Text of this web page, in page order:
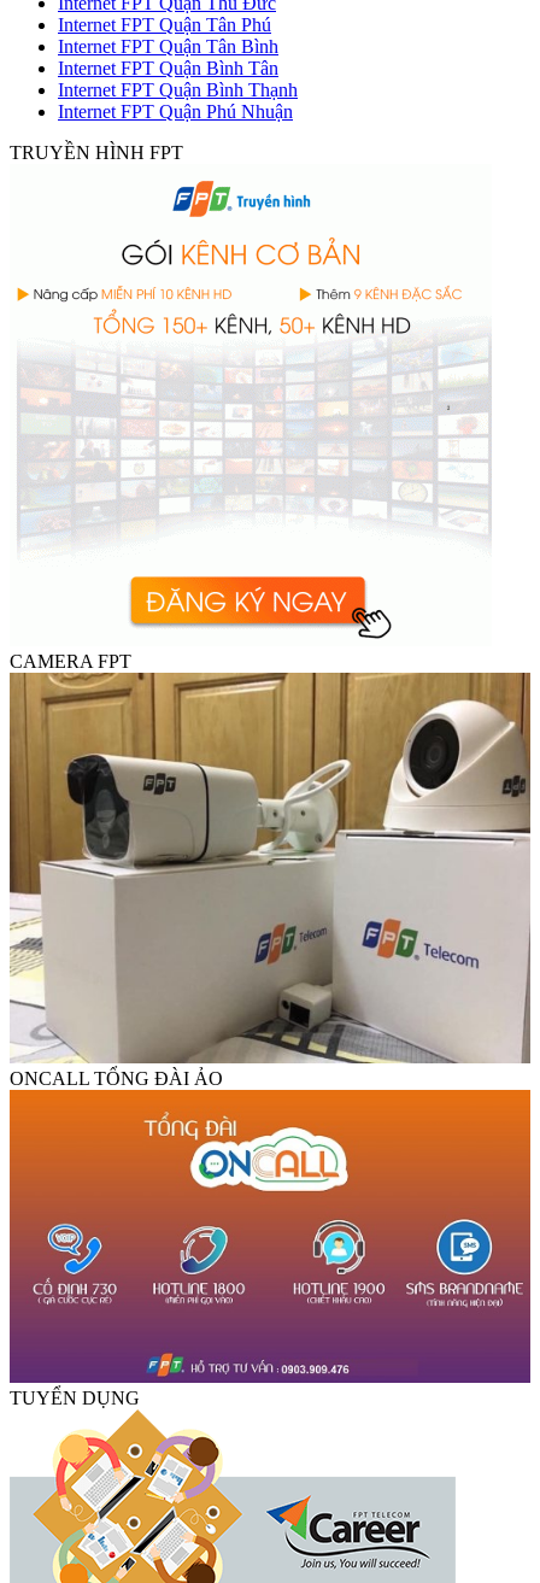
Internet FPT Quận Tân Phú
Internet FPT Quận Tân Bình
Internet FPT Quận Bình Tân
Internet FPT Quận Bình Thạnh
Internet FPT Quận Phú Nhuận
TRUYỀN HÌNH FPT
CAMERA FPT
ONCALL TỔNG ĐÀI ẢO
TUYỂN DỤNG